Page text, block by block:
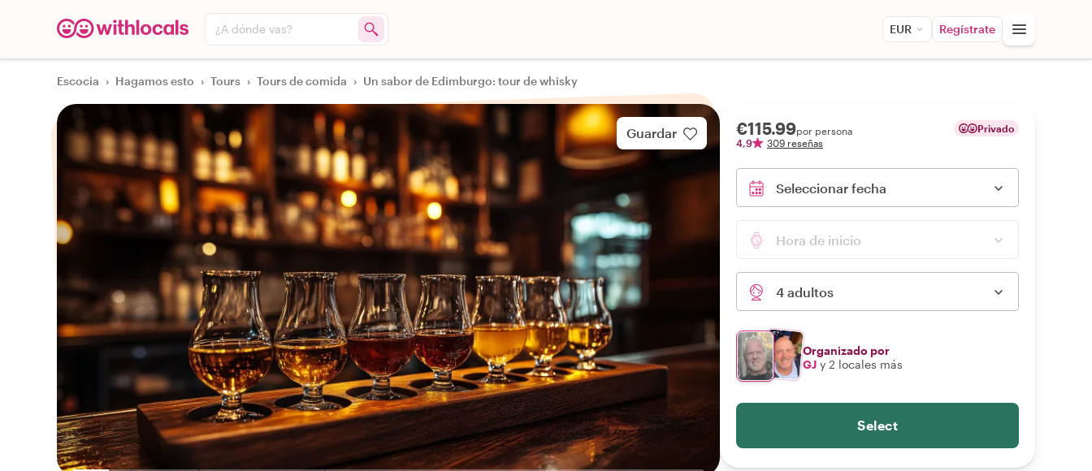
¿A dónde vas? EUR Regístrate
Escocia › Hagamos esto › Tours › Tours de comida › Un sabor de Edimburgo: tour de whisky
Guardar €115.99por persona
4,9
309 reseñas
Privado
Seleccionar fecha
Hora de inicio
4 adultos
Organizado por
GJ y 2 locales más
Select